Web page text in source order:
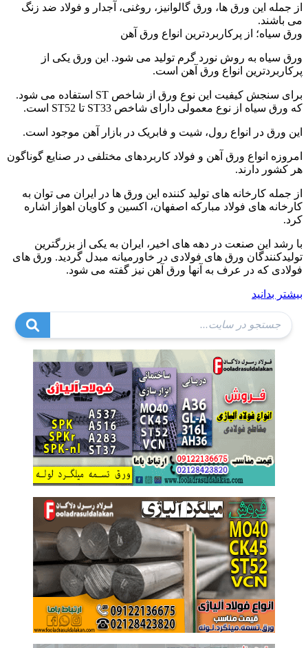
از جمله این ورق ها، ورق گالوانیز، روغنی، آجدار و فولاد ضد زنگ
می باشند.
ورق سیاه؛ از پرکاربردترین انواع ورق آهن
ورق سیاه به روش نورد گرم تولید می شود. این ورق یکی از
پرکاربردترین انواع ورق آهن است.
برای سنجش کیفیت این نوع ورق از شاخص ST استفاده می شود.
که ورق سیاه از نوع معمولی دارای شاخص ST33 تا ST52 است.
این ورق در انواع رول، شیت و فابریک در بازار آهن موجود است.
امروزه انواع ورق آهن و فولاد کاربردهای مختلفی در صنایع گوناگون
هر کشور دارند.
از جمله کارخانه های تولید کننده این ورق ها در ایران می توان به
کارخانه های فولاد مبارکه اصفهان، اکسین و کاویان اهواز اشاره
کرد.
با رشد این صنعت در دهه های اخیر، ایران به یکی از بزرگترین
تولیدکنندگان ورق های فولادی در خاورمیانه مبدل گردید. ورق های
فولادی که در عرف به آنها ورق آهن نیز گفته می شود.
بیشتر بدانید